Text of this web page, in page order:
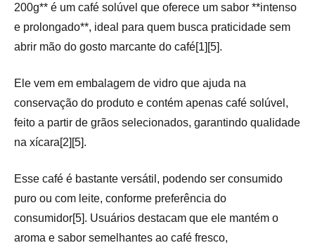
200g** é um café solúvel que oferece um sabor **intenso
e prolongado**, ideal para quem busca praticidade sem
abrir mão do gosto marcante do café[1][5].
Ele vem em embalagem de vidro que ajuda na
conservação do produto e contém apenas café solúvel,
feito a partir de grãos selecionados, garantindo qualidade
na xícara[2][5].
Esse café é bastante versátil, podendo ser consumido
puro ou com leite, conforme preferência do
consumidor[5]. Usuários destacam que ele mantém o
aroma e sabor semelhantes ao café fresco,